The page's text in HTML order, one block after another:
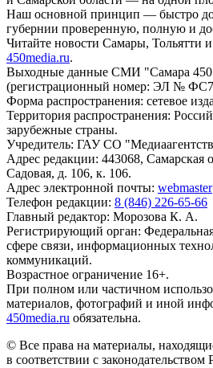
Наш основной принцип — быстро
губернии проверенную, полную и
Читайте новости Самары, Тольятти
450media.ru.
Выходные данные СМИ "Самара
(регистрационный номер: ЭЛ №
Форма распространения: сетевое
Территория распространения:
зарубежные страны.
Учредитель: ГАУ СО
Адрес редакции: 443068, Самарская
Садовая, д. 106, к. 106.
Адрес электронной почты:
Телефон редакции: 8 (846) 226-65-66
Главный редактор: Морозова К. А.
Регистрирующий орган:
сфере связи, информационных
коммуникаций.
Возрастное ограничение 16+.
При полном или частичном
материалов, фотографий и иной
450media.ru обязательна.
© Все права на материалы,
в соответствии с законодательством